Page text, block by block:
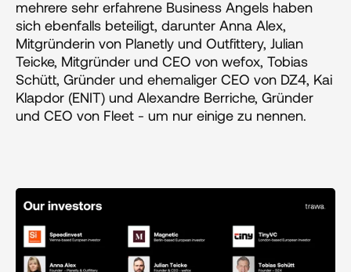
mehrere sehr erfahrene Business Angels haben
sich ebenfalls beteiligt, darunter Anna Alex,
Mitgründerin von Planetly und Outfittery, Julian
Teicke, Mitgründer und CEO von wefox, Tobias
Schütt, Gründer und ehemaliger CEO von DZ4, Kai
Klapdor (ENIT) und Alexandre Berriche, Gründer
und CEO von Fleet - um nur einige zu nennen.